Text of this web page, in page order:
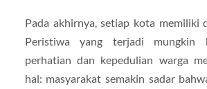
Pada akhirnya, setiap kota memiliki
Peristiwa yang terjadi mungkin
perhatian dan kepedulian warga
hal: masyarakat semakin sadar